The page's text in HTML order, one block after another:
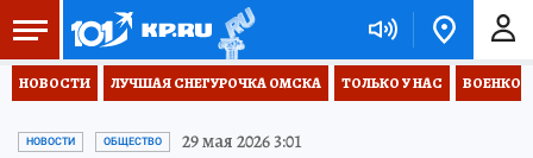
НОВОСТИ ЛУЧШАЯ СНЕГУРОЧКА ОМСКА ТОЛЬКО У НАС
НОВОСТИ ОБЩЕСТВО 29 мая 2026 3:01